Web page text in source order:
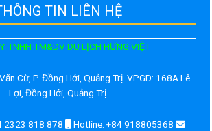
TIN LIÊN HỆ
TNHH TM&DV DU LỊCH HƯNG VIỆT
Cừ, P. Đồng Hới, Quảng Trị. VPGD: 168A Lê
Lợi, Đồng Hới, Quảng Trị.
2323 818 878
Hotline: +84 918805368